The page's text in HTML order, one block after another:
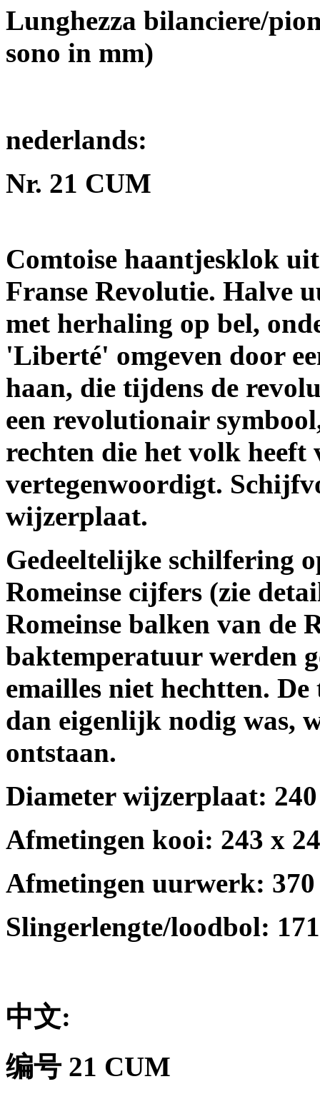
Lunghezza bilanciere/
sono in mm)
nederlands:
Nr. 21 CUM
Comtoise haantjesklok
Franse Revolutie. Halve
met herhaling op bel,
'Liberté' omgeven door
haan, die tijdens de
een revolutionair
rechten die het volk
vertegenwoordigt.
wijzerplaat.
Gedeeltelijke schilfering
Romeinse cijfers (zie
Romeinse balken van de
baktemperatuur werden
emailles niet hechtten.
dan eigenlijk nodig was,
ontstaan.
Diameter wijzerplaat: 240
Afmetingen kooi: 243 x
Afmetingen uurwerk:
Slingerlengte/loodbol:
中文:
编号 21 CUM